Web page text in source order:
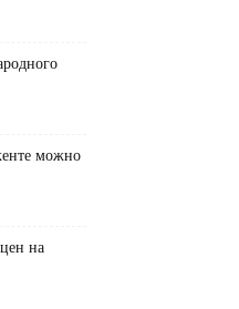
можно
на